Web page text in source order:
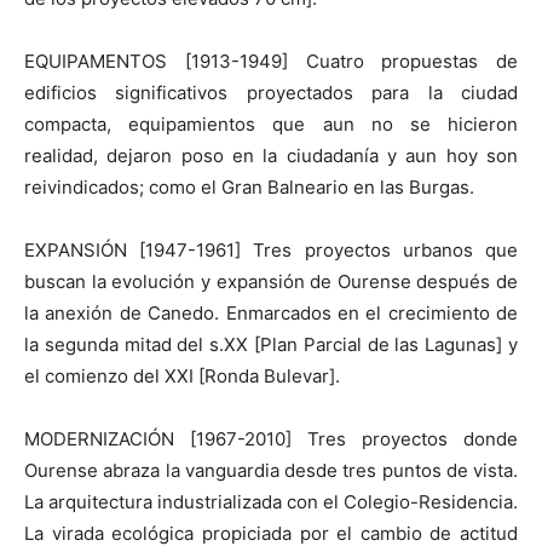
EQUIPAMENTOS [1913-1949] Cuatro propuestas de
edificios significativos proyectados para la ciudad
compacta, equipamientos que aun no se hicieron
realidad, dejaron poso en la ciudadanía y aun hoy son
reivindicados; como el Gran Balneario en las Burgas.
EXPANSIÓN [1947-1961] Tres proyectos urbanos que
buscan la evolución y expansión de Ourense después de
la anexión de Canedo. Enmarcados en el crecimiento de
la segunda mitad del s.XX [Plan Parcial de las Lagunas] y
el comienzo del XXI [Ronda Bulevar].
MODERNIZACIÓN [1967-2010] Tres proyectos donde
Ourense abraza la vanguardia desde tres puntos de vista.
La arquitectura industrializada con el Colegio-Residencia.
La virada ecológica propiciada por el cambio de actitud